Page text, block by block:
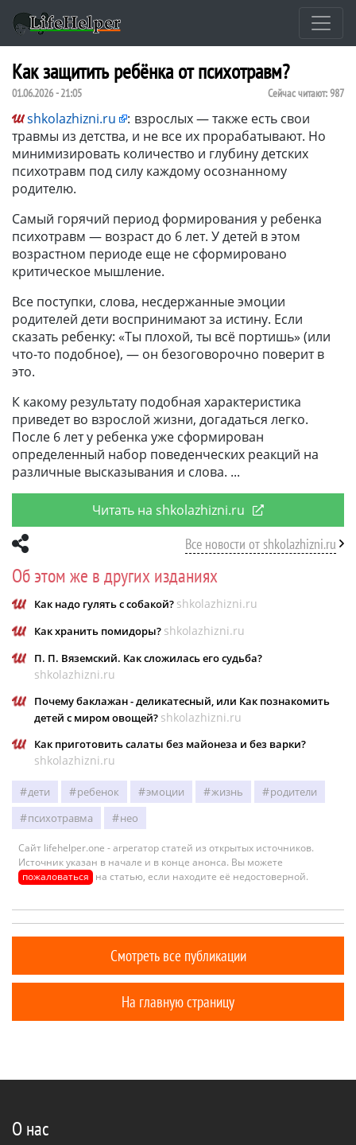
Как защитить ребёнка от психотравм?
01.06.2026 - 21:05 Сейчас читают:987
shkolazhizni.ru : взрослых — также есть свои
травмы из детства, и не все их прорабатывают. Но
минимизировать количество и глубину детских
психотравм под силу каждому осознанному
родителю.
Самый горячий период формирования у ребенка
психотравм — возраст до 6 лет. У детей в этом
возрастном периоде еще не сформировано
критическое мышление.
Все поступки, слова, несдержанные эмоции
родителей дети воспринимают за истину. Если
сказать ребенку: «Ты плохой, ты всё портишь» (или
что-то подобное), — он безоговорочно поверит в
это.
К какому результату подобная характеристика
приведет во взрослой жизни, догадаться легко.
После 6 лет у ребенка уже сформирован
определенный набор поведенческих реакций на
различные высказывания и слова.
Читать на shkolazhizni.ru
Все новости от shkolazhizni.ru
Об этом же в других изданиях
Как надо гулять с собакой? shkolazhizni.ru
Как хранить помидоры? shkolazhizni.ru
П. П. Вяземский. Как сложилась его судьба?
shkolazhizni.ru
Почему баклажан - деликатесный, или Как познакомить
детей с миром овощей? shkolazhizni.ru
Как приготовить салаты без майонеза и без варки?
shkolazhizni.ru
дети ребенок эмоции жизнь
родители
психотравма
нео
Сайт lifehelper.one - агрегатор статей из открытых источников.
Источник указан в начале и в конце анонса. Вы можете
пожаловаться на статью, если находите её недостоверной.
Смотреть все публикации
На главную страницу
О нас